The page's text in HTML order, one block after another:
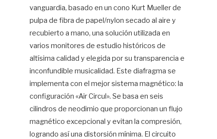
vanguardia, basado en un cono Kurt Mueller de
pulpa de fibra de papel/nylon secado al aire y
recubierto a mano, una solución utilizada en
varios monitores de estudio históricos de
altísima calidad y elegida por su transparencia e
inconfundible musicalidad. Este diafragma se
implementa con el mejor sistema magnético: la
configuración «Air Circul». Se basa en seis
cilindros de neodimio que proporcionan un flujo
magnético excepcional y evitan la compresión,
logrando así una distorsión mínima. El circuito